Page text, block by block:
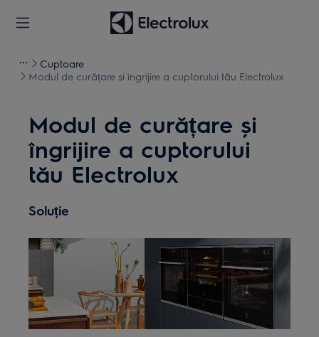
Cuptoare
Modul de curățare și îngrijire a cuptorului tău Electrolux
Modul de curățare și
îngrijire a cuptorului
tău Electrolux
Soluție